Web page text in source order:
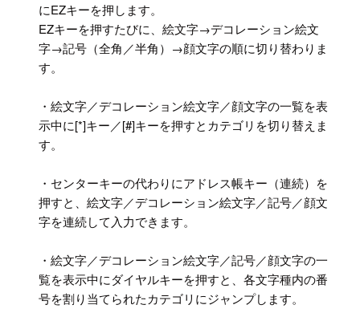
にEZキーを押します。
EZキーを押すたびに、絵文字→デコレーション絵文
字→記号（全角／半角）→顔文字の順に切り替わりま
す。
・絵文字／デコレーション絵文字／顔文字の一覧を表
示中に[*]キー／[#]キーを押すとカテゴリを切り替えま
す。
・センターキーの代わりにアドレス帳キー（連続）を
押すと、絵文字／デコレーション絵文字／記号／顔文
字を連続して入力できます。
・絵文字／デコレーション絵文字／記号／顔文字の一
覧を表示中にダイヤルキーを押すと、各文字種内の番
号を割り当てられたカテゴリにジャンプします。